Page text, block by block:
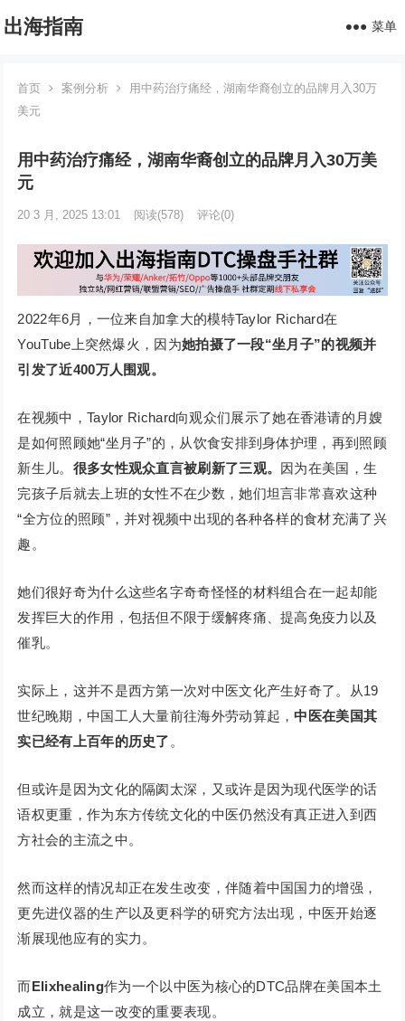
出海指南 菜单
首页 案例分析
用中药治疗痛经，湖南华裔创立的品牌月入30万
美元
用中药治疗痛经，湖南华裔创立的品牌月入30万美
元
20 3 月, 2025 13:01 阅读(578) 评论(0)
2022年6月，一位来自加拿大的模特Taylor Richard在
YouTube上突然爆火，因为她拍摄了一段“坐月子”的视频并
引发了近400万人围观。
在视频中，Taylor Richard向观众们展示了她在香港请的月嫂
是如何照顾她“坐月子”的，从饮食安排到身体护理，再到照顾
新生儿。 很多女性观众直言被刷新了三观。 因为在美国，生
完孩子后就去上班的女性不在少数，她们坦言非常喜欢这种
“全方位的照顾”，并对视频中出现的各种各样的食材充满了兴
趣。
她们很好奇为什么这些名字奇奇怪怪的材料组合在一起却能
发挥巨大的作用，包括但不限于缓解疼痛、提高免疫力以及
催乳。
实际上，这并不是西方第一次对中医文化产生好奇了。从19
世纪晚期，中国工人大量前往海外劳动算起，中医在美国其
实已经有上百年的历史了 。
但或许是因为文化的隔阂太深，又或许是因为现代医学的话
语权更重，作为东方传统文化的中医仍然没有真正进入到西
方社会的主流之中。
然而这样的情况却正在发生改变，伴随着中国国力的增强，
更先进仪器的生产以及更科学的研究方法出现，中医开始逐
渐展现他应有的实力。
而Elixhealing作为一个以中医为核心的DTC品牌在美国本土
成立，就是这一改变的重要表现。